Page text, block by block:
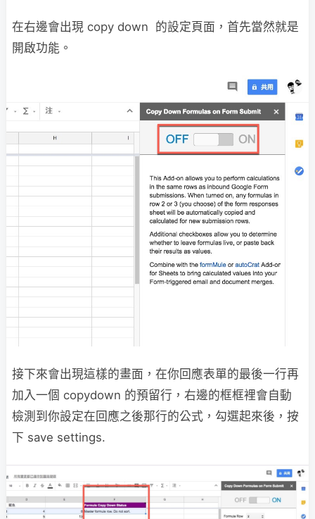
在右邊會出現 copy down 的設定頁面，首先當然就是
開啟功能。
接下來會出現這樣的畫面，在你回應表單的最後一行再
加入一個 copydown 的預留行，右邊的框框裡會自動
檢測到你設定在回應之後那行的公式，勾選起來後，按
下 save settings.